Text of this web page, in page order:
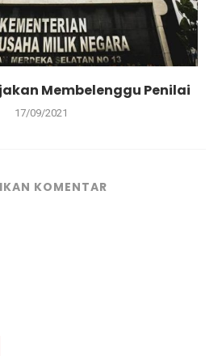
Membelenggu Penilai
17/09/2021
KOMENTAR